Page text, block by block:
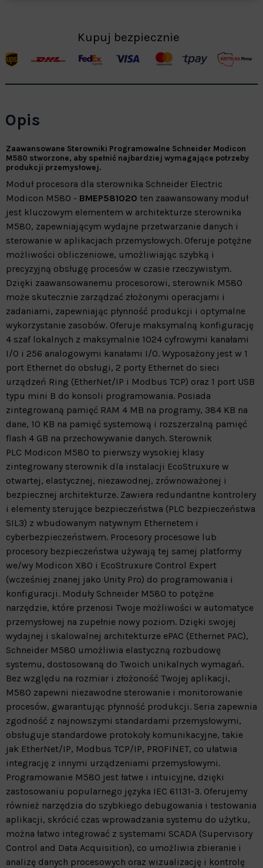
Kupuj bezpiecznie
Opis
Zaawansowane Sterowniki Programowalne Schneider Modicon
M580 stworzone, aby spełnić najbardziej wymagające potrzeby
produkcji przemysłowej.
Moduł procesora dla sterownika Schneider Electric
Modicon M580 - BMEP581020 ten zaawansowany moduł
jest kluczowym elementem w architekturze sterownika
M580, zapewniającym wydajne przetwarzanie danych i
sterowanie w aplikacjach przemysłowych. Oferuje potężne
możliwości obliczeniowe, umożliwiając szybką i
precyzyjną obsługę procesów w czasie rzeczywistym.
Dzięki zaawansowanemu procesorowi, sterownik M580
może skutecznie zarządzać złożonymi operacjami i
zadaniami, zapewniając płynność produkcji i optymalne
wykorzystanie zasobów. Oferuje maksymalną konfigurację
4 szaf lokalnych z maksymalnie 1024 cyfrowymi kanałami
I/O i 256 analogowymi kanałami I/O. Wyposażony jest w 1
port Ethernet do obsługi, 2 porty Ethernet do sieci
urządzeń Ring (EtherNet/IP i Modbus TCP) oraz 1 port USB
typu mini B do konsoli programowania. Posiada
zintegrowaną pamięć RAM 4 MB na programy, 384 KB na
dane, 10 KB na pamięć systemową i rozszerzalną pamięć
flash 4 GB na przechowywanie danych. Sterownik
PLC Modicon M580 to pierwszy wysokiej klasy
zintegrowany sterownik dla instalacji EcoStruxure w
otwartej, elastycznej, niezawodnej, zrównoważonej i
bezpiecznej architekturze. Zawiera redundantne kontrolery
i elementy sterujące bezpieczeństwa (PLC bezpieczeństwa
SIL3) z wbudowanym natywnym Ethernetem i
cyberbezpieczeństwem. Procesory procesowe lub
procesory bezpieczeństwa używają tej samej platformy
we/wy Modicon X80 i EcoStruxure Control Expert
(wcześniej znanej jako Unity Pro) do programowania i
konfiguracji. Moduły Schneider M580 to potężne
narzędzie, które przenosi Twoje możliwości w automatyce
przemysłowej na zupełnie nowy poziom. Dzięki swojej
wydajnej i skalowalnej architekturze ePAC (Ethernet PAC),
Schneider M580 umożliwia elastyczną rozbudowę
systemu, dostosowaną do Twoich unikalnych wymagań.
Bez względu na rozmiar i złożoność Twojej aplikacji,
M580 zapewni niezawodne sterowanie i monitorowanie
procesów, gwarantując płynność produkcji. Seria zapewnia
zgodność z najnowszymi standardami przemysłowymi,
obsługuje standardowe protokoły komunikacyjne, takie
jak EtherNet/IP, Modbus TCP/IP, PROFINET, co ułatwia
integrację z innymi urządzeniami przemysłowymi.
Programowanie M580 jest łatwe i intuicyjne, dzięki
zastosowaniu popularnego języka IEC 61131-3. Oferujemy
również narzędzia do szybkiego debugowania i testowania
aplikacji, skrócić czas wprowadzania systemu do użytku,
można łatwo integrować z systemami SCADA (Supervisory
Control and Data Acquisition), co umożliwia zbieranie i
analizę danych procesowych oraz wizualizację i kontrolę